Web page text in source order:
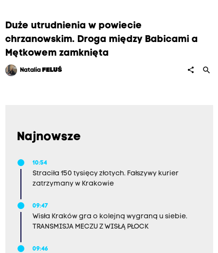
Duże utrudnienia w powiecie
chrzanowskim. Droga między Babicami a
Mętkowem zamknięta
Natalia FELUŚ share search
Najnowsze
10:54
Straciła 150 tysięcy złotych. Fałszywy kurier
zatrzymany w Krakowie
09:47
Wisła Kraków gra o kolejną wygraną u siebie.
TRANSMISJA MECZU Z WISŁĄ PŁOCK
09:46